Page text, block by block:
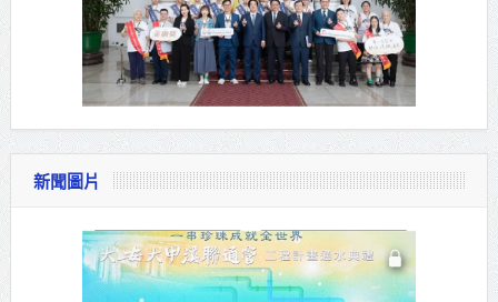
新聞圖片